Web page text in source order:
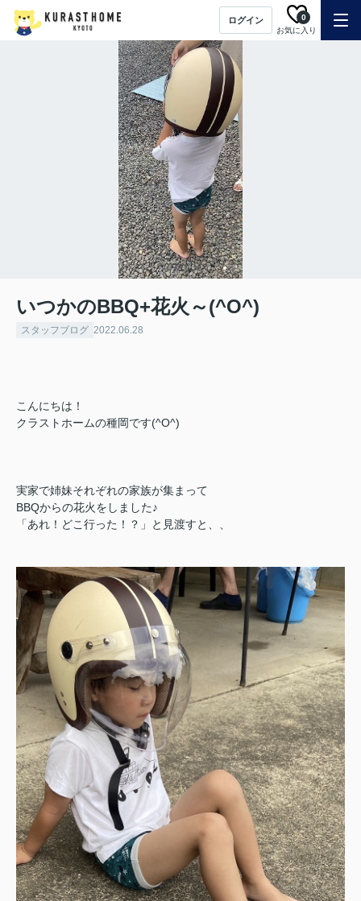
ログイン
お気に入り
0
いつかのBBQ+花火～(^O^)
スタッフブログ 2022.06.28
こんにちは！
クラストホームの種岡です(^O^)
実家で姉妹それぞれの家族が集まって
BBQからの花火をしました♪
「あれ！どこ行った！？」と見渡すと、、